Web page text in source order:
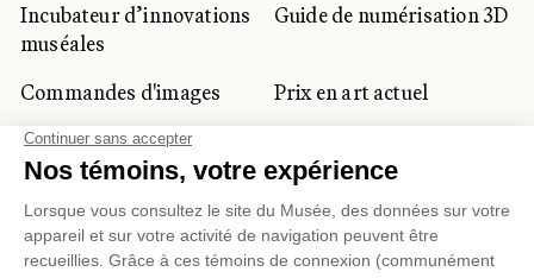
Incubateur d’innovations
muséales
Guide de numérisation 3D
Commandes d'images
Prix en art actuel
Prix Lynne-Cohen
CLIENTÈLE CORPORATIVE
ET PRIVÉE